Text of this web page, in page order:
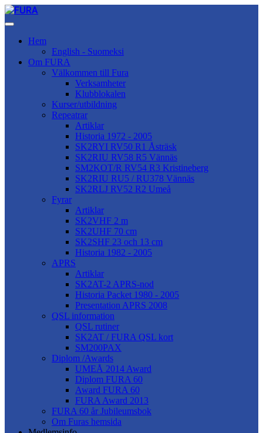
Hem
English - Suomeksi
Om FURA
Välkommen till Fura
Verksamheter
Klubblokalen
Kurser/utbildning
Repeatrar
Artiklar
Historia 1972 - 2005
SK2RYI RV50 R1 Åsträsk
SK2RIU RV58 R5 Vännäs
SM2KOT/R RV54 R3 Kristineberg
SK2RIU RU5 / RU378 Vännäs
SK2RLJ RV52 R2 Umeå
Fyrar
Artiklar
SK2VHF 2 m
SK2UHF 70 cm
SK2SHF 23 och 13 cm
Historia 1982 - 2005
APRS
Artiklar
SK2AT-2 APRS-nod
Historia Packet 1980 - 2005
Presentation APRS 2008
QSL information
QSL rutiner
SK2AT / FURA QSL kort
SM200PAX
Diplom /Awards
UMEÅ 2014 Award
Diplom FURA 60
Award FURA 60
FURA Award 2013
FURA 60 år Jubileumsbok
Om Furas hemsida